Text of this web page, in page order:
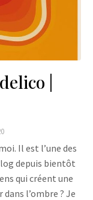
|
Il est l’une des
depuis bientôt
qui créent une
l’ombre ? Je